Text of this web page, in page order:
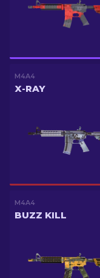
M4A4
X-RAY
M4A4
BUZZ KILL